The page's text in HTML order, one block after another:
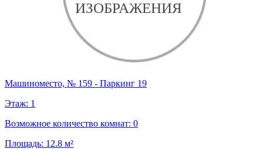
Машиноместо, № 159 - Паркинг 19
Этаж: 1
Возможное количество комнат: 0
Площадь: 12.8 м²